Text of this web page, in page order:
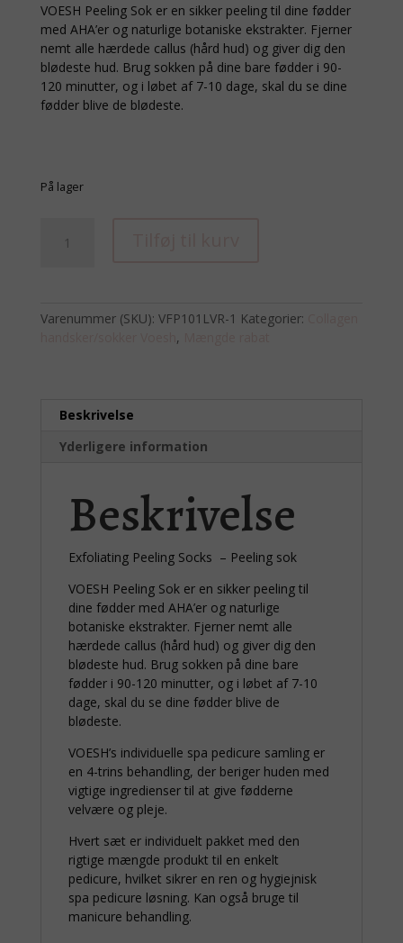
VOESH Peeling Sok er en sikker peeling til dine fødder
med AHA’er og naturlige botaniske ekstrakter. Fjerner
nemt alle hærdede callus (hård hud) og giver dig den
blødeste hud. Brug sokken på dine bare fødder i 90-
120 minutter, og i løbet af 7-10 dage, skal du se dine
fødder blive de blødeste.
På lager
Peeling
sok
Varenummer (SKU): VFP101LVR-1 Kategorier:
,
Beskrivelse
Yderligere information
Beskrivelse
Exfoliating Peeling Socks – Peeling sok
VOESH Peeling Sok er en sikker peeling til
dine fødder med AHA’er og naturlige
botaniske ekstrakter. Fjerner nemt alle
hærdede callus (hård hud) og giver dig den
blødeste hud. Brug sokken på dine bare
fødder i 90-120 minutter, og i løbet af 7-10
dage, skal du se dine fødder blive de
blødeste.
VOESH’s individuelle spa pedicure samling er
en 4-trins behandling, der beriger huden med
vigtige ingredienser til at give fødderne
velvære og pleje.
Hvert sæt er individuelt pakket med den
rigtige mængde produkt til en enkelt
pedicure, hvilket sikrer en ren og hygiejnisk
spa pedicure løsning. Kan også bruge til
manicure behandling.